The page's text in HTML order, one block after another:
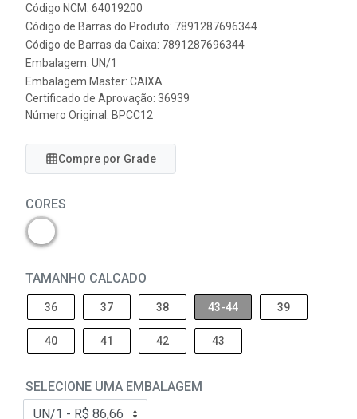
Código NCM: 64019200
Código de Barras do Produto: 7891287696344
Código de Barras da Caixa: 7891287696344
Embalagem: UN/1
Embalagem Master: CAIXA
Certificado de Aprovação: 36939
Número Original: BPCC12
Compre por Grade
CORES
TAMANHO CALCADO
36 37 38 43-44 39
40 41 42 43
SELECIONE UMA EMBALAGEM